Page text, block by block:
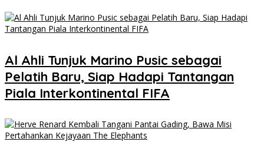
Al Ahli Tunjuk Marino Pusic sebagai
Pelatih Baru, Siap Hadapi Tantangan
Piala Interkontinental FIFA